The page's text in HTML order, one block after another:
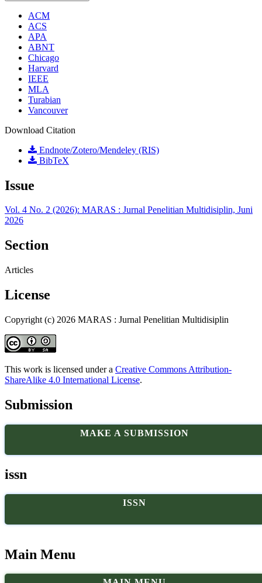
ACM
ACS
APA
ABNT
Chicago
Harvard
IEEE
MLA
Turabian
Vancouver
Download Citation
Endnote/Zotero/Mendeley (RIS)
BibTeX
Issue
Vol. 4 No. 2 (2026): MARAS : Jurnal Penelitian Multidisiplin, Juni
2026
Section
Articles
License
Copyright (c) 2026 MARAS : Jurnal Penelitian Multidisiplin
This work is licensed under a Creative Commons Attribution-
ShareAlike 4.0 International License.
Submission
MAKE A SUBMISSION
issn
ISSN
Main Menu